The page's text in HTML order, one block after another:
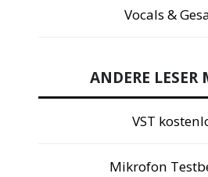
Vocals &
ANDERE LESER
VST
Mikrofon